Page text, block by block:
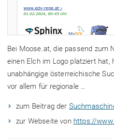
Bei Moose.at, die passend zum
einen Elch im Logo platziert hat,
unabhängige österreichische
vor allem für regionale …
zum Beitrag der
zur Webseite von https://